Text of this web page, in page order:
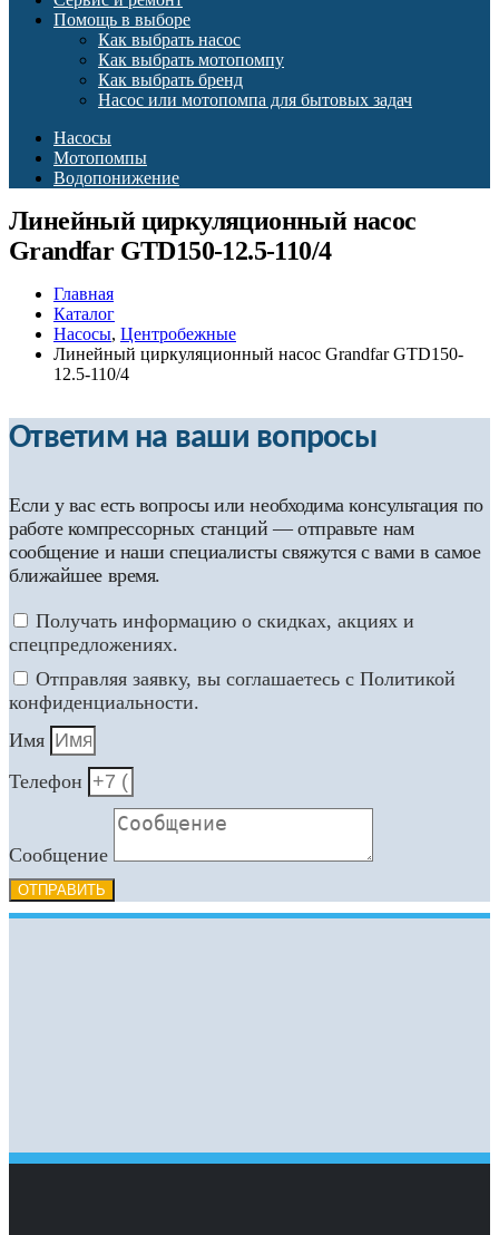
Помощь в выборе
Как выбрать насос
Как выбрать мотопомпу
Как выбрать бренд
Насос или мотопомпа для бытовых задач
Насосы
Мотопомпы
Водопонижение
Линейный циркуляционный насос
Grandfar GTD150-12.5-110/4
Главная
Каталог
Насосы, Центробежные
Линейный циркуляционный насос Grandfar GTD150-
12.5-110/4
Ответим на ваши вопросы
Если у вас есть вопросы или необходима консультация по
работе компрессорных станций — отправьте нам
сообщение и наши специалисты свяжутся с вами в самое
ближайшее время.
Получать информацию о скидках, акциях и
спецпредложениях.
Отправляя заявку, вы соглашаетесь с Политикой
конфиденциальности.
Имя
Телефон
Сообщение
ОТПРАВИТЬ